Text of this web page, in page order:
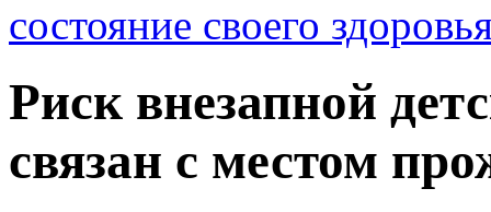
состояние своего
Риск внезапной
связан с местом